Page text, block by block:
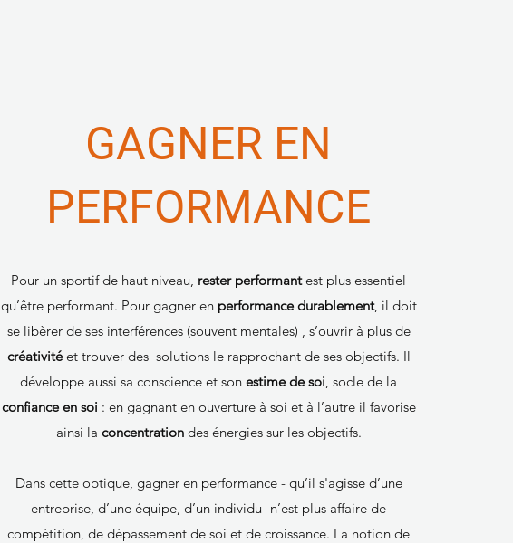
GAGNER EN
PERFORMANCE
Pour un sportif de haut niveau, rester performantest plus essentiel
qu’être performant. Pour gagner en performance durablement, il doit
se libèrer de ses interférences (souvent mentales) , s’ouvrir à plus de
créativitéet trouver des solutions le rapprochant de ses objectifs. Il
développe aussi sa conscience et son estime de soi, socle de la
confiance en soi : en gagnant en ouverture à soi et à l’autre il favorise
ainsi la concentration des énergies sur les objectifs.
Dans cette optique, gagner en performance - qu’il s'agisse d’une
entreprise, d’une équipe, d’un individu- n’est plus affaire de
compétition, de dépassement de soi et de croissance. La notion de